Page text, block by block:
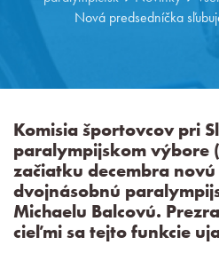
Nová predsedníčka
Komisia športovcov pri
paralympijskom výbore
začiatku decembra
dvojnásobnú
Michaelu Balcovú.
cieľmi sa tejto funkcie